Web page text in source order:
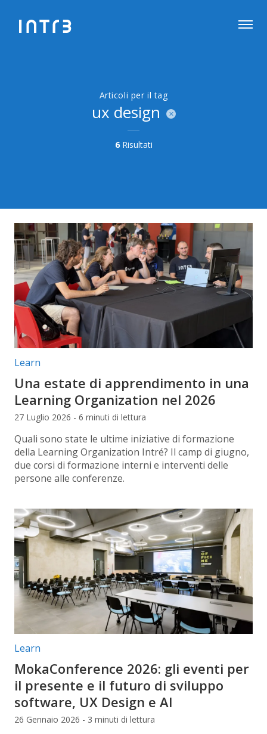
Articoli per il tag
ux design
6Risultati
Categorie articolo:
Learn
Una estate di apprendimento in una
Learning Organization nel 2026
27 Luglio 2026 - 6 minuti di lettura
Quali sono state le ultime iniziative di formazione
della Learning Organization Intré? Il camp di giugno,
due corsi di formazione interni e interventi delle
persone alle conferenze.
Categorie articolo:
Learn
MokaConference 2026: gli eventi per
il presente e il futuro di sviluppo
software, UX Design e AI
26 Gennaio 2026 - 3 minuti di lettura